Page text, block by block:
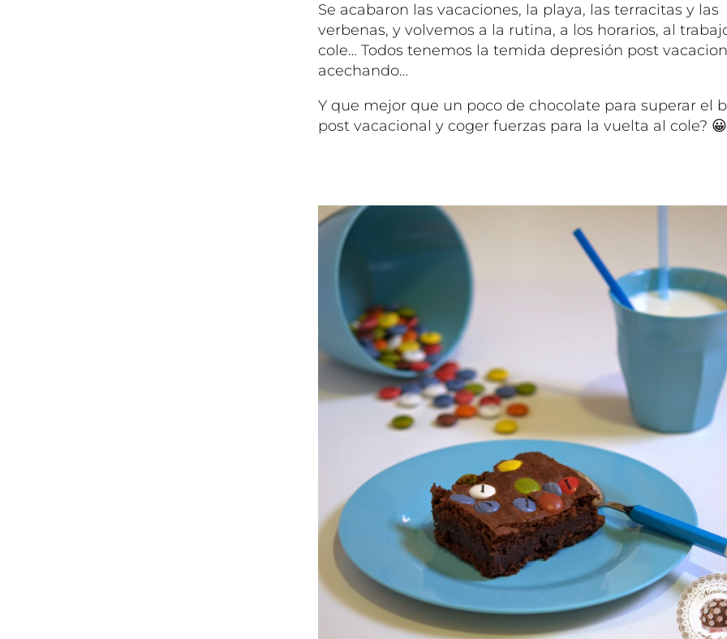
Se acabaron las vacaciones, la playa, las terracitas y las
verbenas, y volvemos a la rutina, a los horarios, al
cole… Todos tenemos la temida depresión post
acechando…
Y que mejor que un poco de chocolate para superar el
post vacacional y coger fuerzas para la vuelta al cole? 😀